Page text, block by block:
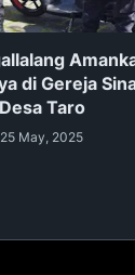
di Gereja
Taro
25 May, 2025